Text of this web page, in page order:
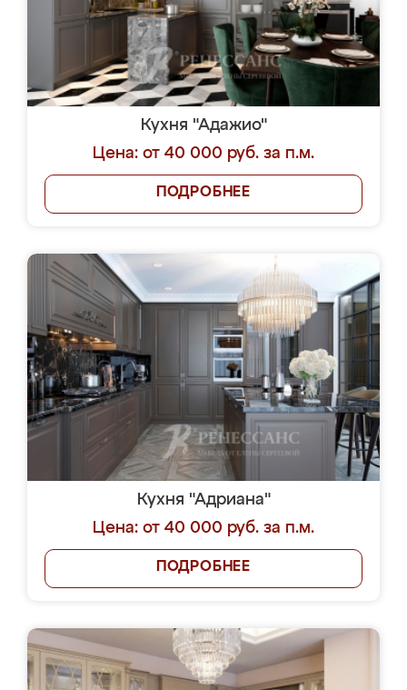
Кухня "Адажио"
Цена: от 40 000 руб. за п.м.
ПОДРОБНЕЕ
Кухня "Адриана"
Цена: от 40 000 руб. за п.м.
ПОДРОБНЕЕ